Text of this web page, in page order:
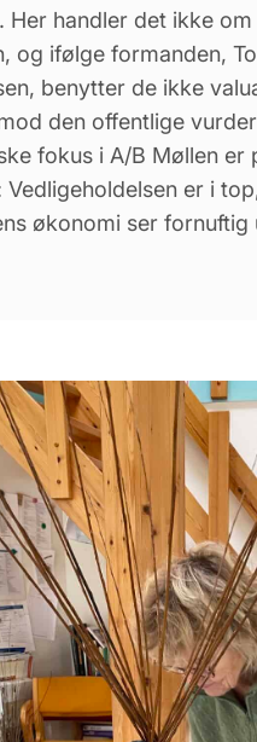
Her handler det ikke
og ifølge formanden,
benytter de ikke
den offentlige
fokus i A/B Møllen
Vedligeholdelsen er i
økonomi ser fornuftig